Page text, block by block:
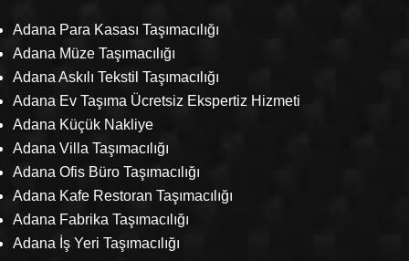
Adana Para Kasası Taşımacılığı
Adana Müze Taşımacılığı
Adana Askılı Tekstil Taşımacılığı
Adana Ev Taşıma Ücretsiz Ekspertiz Hizmeti
Adana Küçük Nakliye
Adana Villa Taşımacılığı
Adana Ofis Büro Taşımacılığı
Adana Kafe Restoran Taşımacılığı
Adana Fabrika Taşımacılığı
Adana İş Yeri Taşımacılığı